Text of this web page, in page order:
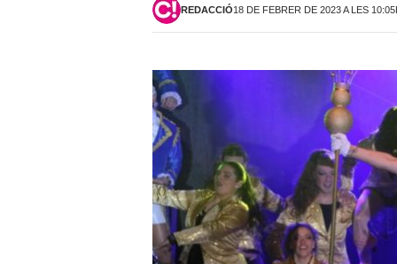
REDACCIÓ18 DE FEBRER DE 2023 A LES